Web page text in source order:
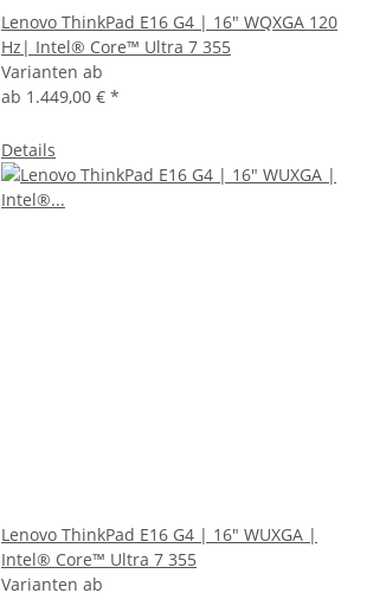
Lenovo ThinkPad E16 G4 | 16" WQXGA 120
Hz| Intel® Core™ Ultra 7 355
Varianten ab
ab 1.449,00 € *
Details
Lenovo ThinkPad E16 G4 | 16" WUXGA |
Intel® Core™ Ultra 7 355
Varianten ab